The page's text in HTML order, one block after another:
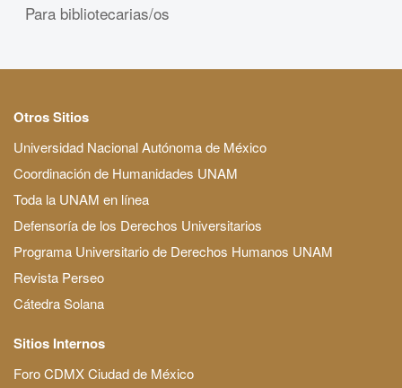
Para bibliotecarias/os
Otros Sitios
Universidad Nacional Autónoma de México
Coordinación de Humanidades UNAM
Toda la UNAM en línea
Defensoría de los Derechos Universitarios
Programa Universitario de Derechos Humanos UNAM
Revista Perseo
Cátedra Solana
Sitios Internos
Foro CDMX Ciudad de México